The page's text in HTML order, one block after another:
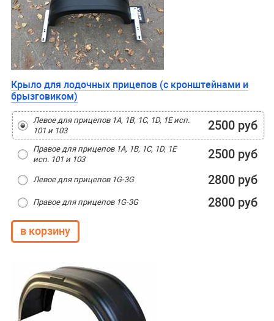
Крыло для лодочных прицепов (с кронштейнами и
брызговиком)
Левое для прицепов 1A, 1B, 1C, 1D, 1E исп.
101 и 103
2500 руб
Правое для прицепов 1A, 1B, 1C, 1D, 1E
исп. 101 и 103
2500 руб
Левое для прицепов 1G-3G 2800 руб
Правое для прицепов 1G-3G 2800 руб